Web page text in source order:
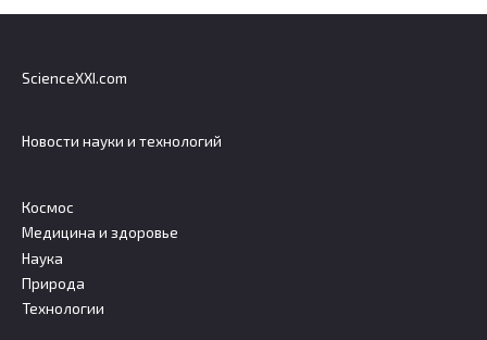
ScienceXXI.com
Новости науки и технологий
Космос
Медицина и здоровье
Наука
Природа
Технологии